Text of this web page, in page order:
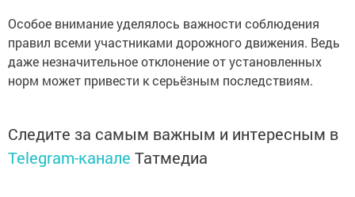
Особое внимание уделялось важности соблюдения
правил всеми участниками дорожного движения. Ведь
даже незначительное отклонение от установленных
норм может привести к серьёзным последствиям.
Следите за самым важным и интересным в
Telegram-канале Татмедиа